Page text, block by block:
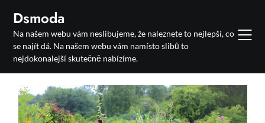
content
Dsmoda
Na našem webu vám neslibujeme, že naleznete to nejlepší, co
se najít dá. Na našem webu vám namísto slibů to
nejdokonalejší skutečně nabízíme.